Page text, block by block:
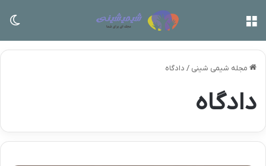
مجله شیمی شینی / دادگاه
دادگاه